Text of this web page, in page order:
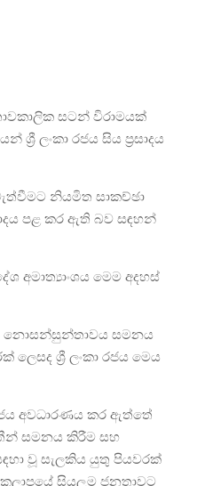
සටන් විරාමයක්
ශ්‍රී ලංකා රජය සිය ප්‍රසාදය
නියමිත සාකච්ඡා
පළ කර ඇති බව සඳහන්
අමාත්‍යාංශය මෙම අදහස්
නොසන්සුන්තාවය සමනය
ශ්‍රී ලංකා රජය මෙය
අවධාරණය කර ඇත්තේ
සමනය කිරීම සහ
වූ සැලකිය යුතු පියවරක්
සියලුම ජනතාවට